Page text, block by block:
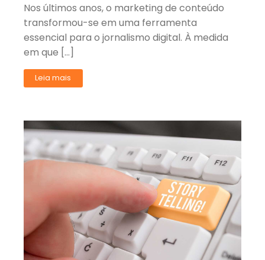
Nos últimos anos, o marketing de conteúdo
transformou-se em uma ferramenta
essencial para o jornalismo digital. À medida
em que […]
Leia mais